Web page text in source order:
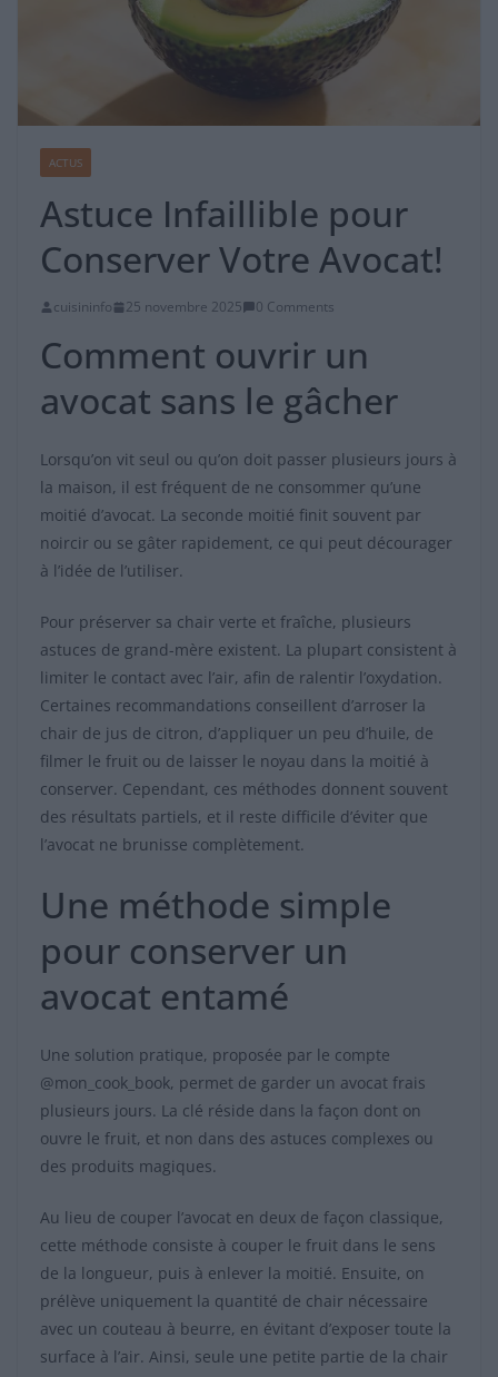
ACTUS
Astuce Infaillible pour
Conserver Votre Avocat!
cuisininfo 25 novembre 2025 0 Comments
Comment ouvrir un
avocat sans le gâcher
Lorsqu’on vit seul ou qu’on doit passer plusieurs jours à
la maison, il est fréquent de ne consommer qu’une
moitié d’avocat. La seconde moitié finit souvent par
noircir ou se gâter rapidement, ce qui peut décourager
à l’idée de l’utiliser.
Pour préserver sa chair verte et fraîche, plusieurs
astuces de grand-mère existent. La plupart consistent à
limiter le contact avec l’air, afin de ralentir l’oxydation.
Certaines recommandations conseillent d’arroser la
chair de jus de citron, d’appliquer un peu d’huile, de
filmer le fruit ou de laisser le noyau dans la moitié à
conserver. Cependant, ces méthodes donnent souvent
des résultats partiels, et il reste difficile d’éviter que
l’avocat ne brunisse complètement.
Une méthode simple
pour conserver un
avocat entamé
Une solution pratique, proposée par le compte
@mon_cook_book, permet de garder un avocat frais
plusieurs jours. La clé réside dans la façon dont on
ouvre le fruit, et non dans des astuces complexes ou
des produits magiques.
Au lieu de couper l’avocat en deux de façon classique,
cette méthode consiste à couper le fruit dans le sens
de la longueur, puis à enlever la moitié. Ensuite, on
prélève uniquement la quantité de chair nécessaire
avec un couteau à beurre, en évitant d’exposer toute la
surface à l’air. Ainsi, seule une petite partie de la chair